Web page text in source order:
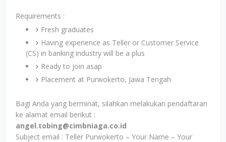
Requirements :
Fresh graduates
Having experience as Teller or Customer Service
(CS) in banking industry will be a plus
Ready to join asap
Placement at Purwokerto, Jawa Tengah
Bagi Anda yang berminat, silahkan melakukan pendaftaran
ke alamat email berikut :
angel.tobing@cimbniaga.co.id
Subject email : Teller Purwokerto – Your Name – Your